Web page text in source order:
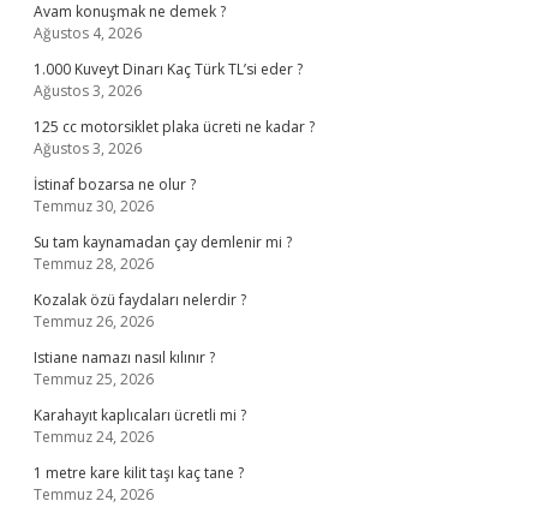
Avam konuşmak ne demek ?
Ağustos 4, 2026
1.000 Kuveyt Dinarı Kaç Türk TL’si eder ?
Ağustos 3, 2026
125 cc motorsiklet plaka ücreti ne kadar ?
Ağustos 3, 2026
İstinaf bozarsa ne olur ?
Temmuz 30, 2026
Su tam kaynamadan çay demlenir mi ?
Temmuz 28, 2026
Kozalak özü faydaları nelerdir ?
Temmuz 26, 2026
Istiane namazı nasıl kılınır ?
Temmuz 25, 2026
Karahayıt kaplıcaları ücretli mi ?
Temmuz 24, 2026
1 metre kare kilit taşı kaç tane ?
Temmuz 24, 2026